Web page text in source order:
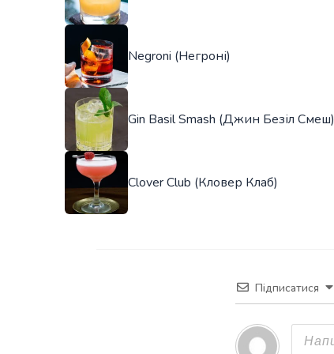
Negroni (Негроні)
Gin Basil Smash (Джин Безіл Смеш)
Clover Club (Кловер Клаб)
Підписатися